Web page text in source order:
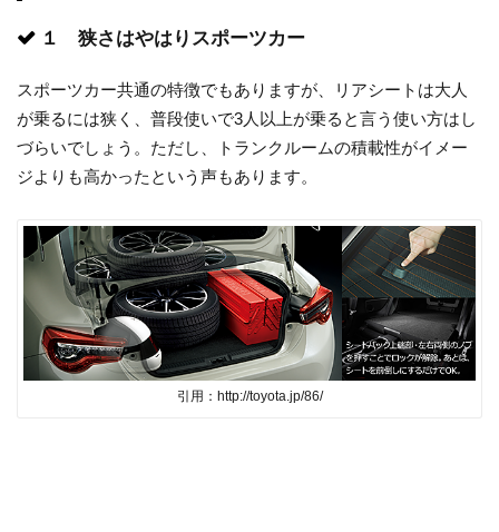
１ 狭さはやはりスポーツカー
スポーツカー共通の特徴でもありますが、リアシートは大人
が乗るには狭く、普段使いで3人以上が乗ると言う使い方はし
づらいでしょう。ただし、トランクルームの積載性がイメー
ジよりも高かったという声もあります。
引用：http://toyota.jp/86/